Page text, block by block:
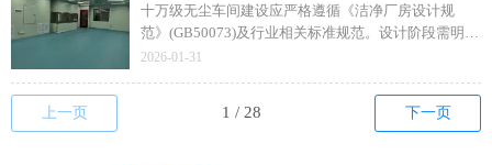
十万级无尘车间建设应严格遵循《洁净厂房设计规
范》(GB50073)及行业相关标准规范。设计阶段需明确
生产工艺流程，合理规划洁净区域布局，确保满足ISO
2026-01-31
上一页 下一页